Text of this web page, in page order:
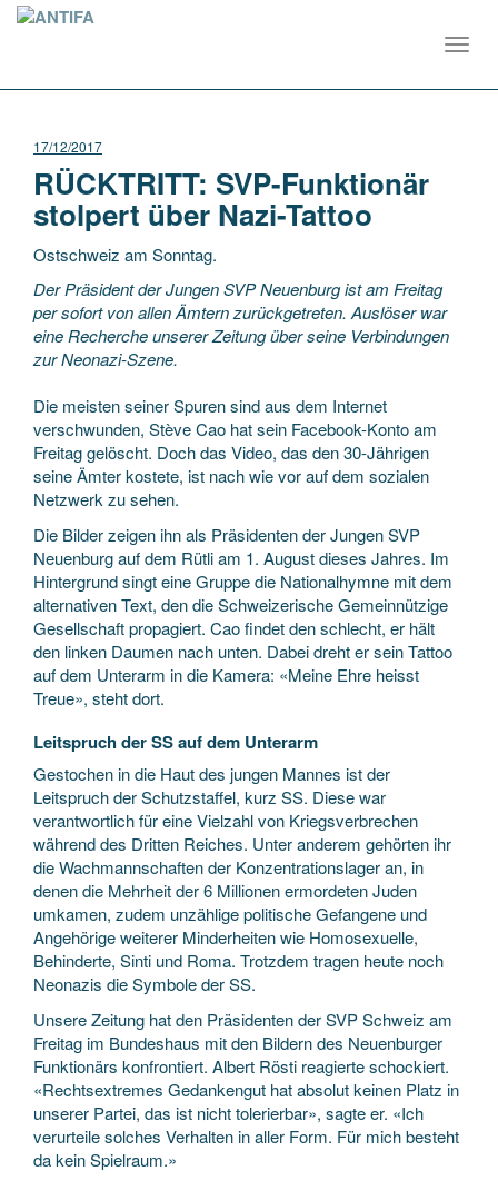
17/12/2017
RÜCKTRITT: SVP-Funktionär
stolpert über Nazi-Tattoo
Ostschweiz am Sonntag.
Der Präsident der Jungen SVP Neuenburg ist am Freitag
per sofort von allen Ämtern zurückgetreten. Auslöser war
eine Recherche unserer Zeitung über seine Verbindungen
zur Neonazi-Szene.
Die meisten seiner Spuren sind aus dem Internet
verschwunden, Stève Cao hat sein Facebook-Konto am
Freitag gelöscht. Doch das Video, das den 30-Jährigen
seine Ämter kostete, ist nach wie vor auf dem sozialen
Netzwerk zu sehen.
Die Bilder zeigen ihn als Präsidenten der Jungen SVP
Neuenburg auf dem Rütli am 1. August dieses Jahres. Im
Hintergrund singt eine Gruppe die National­hymne mit dem
alternativen Text, den die Schweizerische Gemeinnützige
Gesellschaft propagiert. Cao findet den schlecht, er hält
den linken Daumen nach unten. Dabei dreht er sein Tattoo
auf dem Unterarm in die Kamera: «Meine Ehre heisst
Treue», steht dort.
Leitspruch der SS auf dem Unterarm
Gestochen in die Haut des jungen Mannes ist der
Leitspruch der Schutzstaffel, kurz SS. Diese war
verantwortlich für eine Vielzahl von Kriegsverbrechen
während des Dritten Reiches. Unter anderem gehörten ihr
die Wachmannschaften der Konzentrationslager an, in
denen die Mehrheit der 6 Millionen ermordeten Juden
umkamen, zudem unzählige politische Gefangene und
Angehörige weiterer Minderheiten wie Homosexuelle,
Behinderte, Sinti und Roma. Trotzdem tragen heute noch
Neonazis die Symbole der SS.
Unsere Zeitung hat den Präsidenten der SVP Schweiz am
Freitag im Bundeshaus mit den Bildern des Neuenburger
Funktionärs konfrontiert. Albert Rösti reagierte schockiert.
«Rechtsextremes Gedankengut hat absolut keinen Platz in
unserer Partei, das ist nicht tolerierbar», sagte er. «Ich
verurteile solches Verhalten in aller Form. Für mich besteht
da kein Spielraum.»